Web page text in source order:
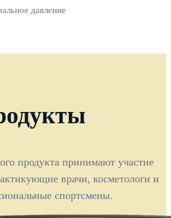
давление
продукта принимают участие
врачи, косметологи и
спортсмены.